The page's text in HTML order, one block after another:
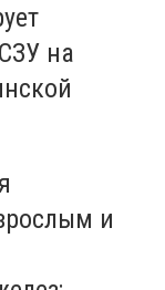
на
и